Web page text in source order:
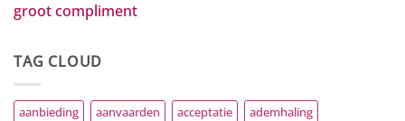
groot compliment
TAG CLOUD
aanbieding aanvaarden acceptatie
ademhaling